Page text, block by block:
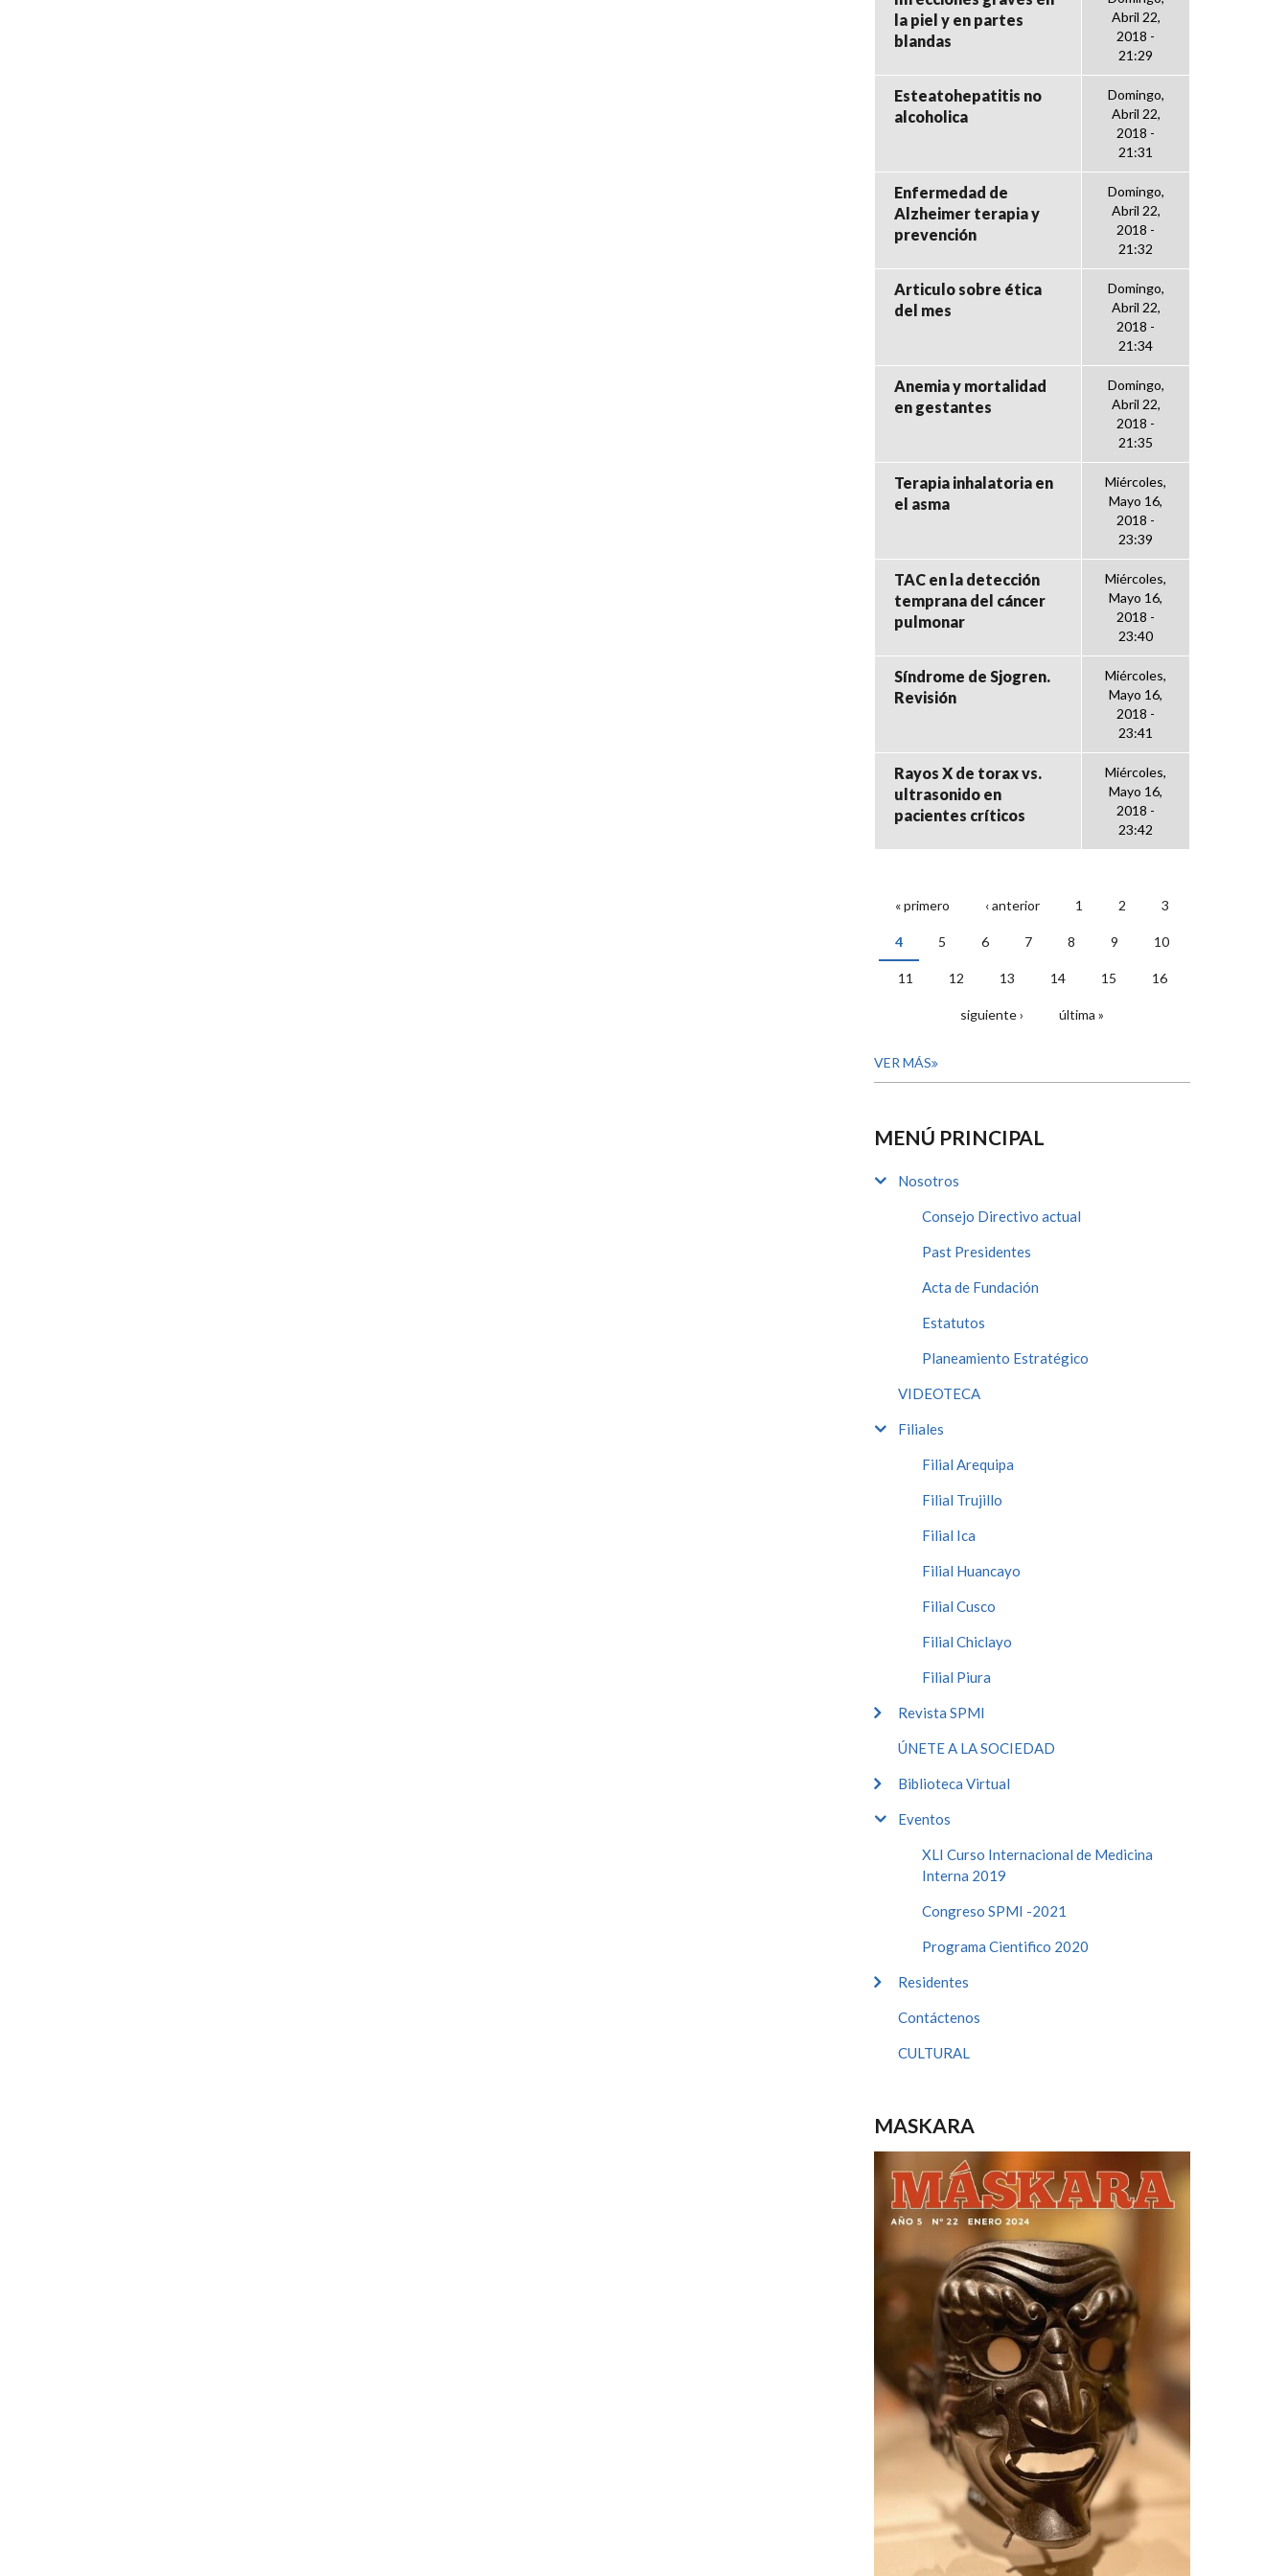
la piel y en partes
blandas
Abril 22,
2018 -
21:29
Esteatohepatitis no
alcoholica
Domingo,
Abril 22,
2018 -
21:31
Enfermedad de
Alzheimer terapia y
prevención
Domingo,
Abril 22,
2018 -
21:32
Articulo sobre ética
del mes
Domingo,
Abril 22,
2018 -
21:34
Anemia y mortalidad
en gestantes
Domingo,
Abril 22,
2018 -
21:35
Terapia inhalatoria en
el asma
Miércoles,
Mayo 16,
2018 -
23:39
TAC en la detección
temprana del cáncer
pulmonar
Miércoles,
Mayo 16,
2018 -
23:40
Síndrome de Sjogren.
Revisión
Miércoles,
Mayo 16,
2018 -
23:41
Rayos X de torax vs.
ultrasonido en
pacientes críticos
Miércoles,
Mayo 16,
2018 -
23:42
PÁGINAS
« primero ‹ anterior 1 2 3
4 5 6 7 8 9 10
11 12 13 14 15 16
siguiente › última »
VER MÁS
MENÚ PRINCIPAL
Nosotros
Consejo Directivo actual
Past Presidentes
Acta de Fundación
Estatutos
Planeamiento Estratégico
VIDEOTECA
Filiales
Filial Arequipa
Filial Trujillo
Filial Ica
Filial Huancayo
Filial Cusco
Filial Chiclayo
Filial Piura
Revista SPMI
ÚNETE A LA SOCIEDAD
Biblioteca Virtual
Eventos
XLI Curso Internacional de Medicina
Interna 2019
Congreso SPMI -2021
Programa Cientifico 2020
Residentes
Contáctenos
CULTURAL
MASKARA